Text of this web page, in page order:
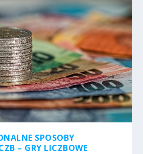
SPOSOBY
– GRY LICZBOWE